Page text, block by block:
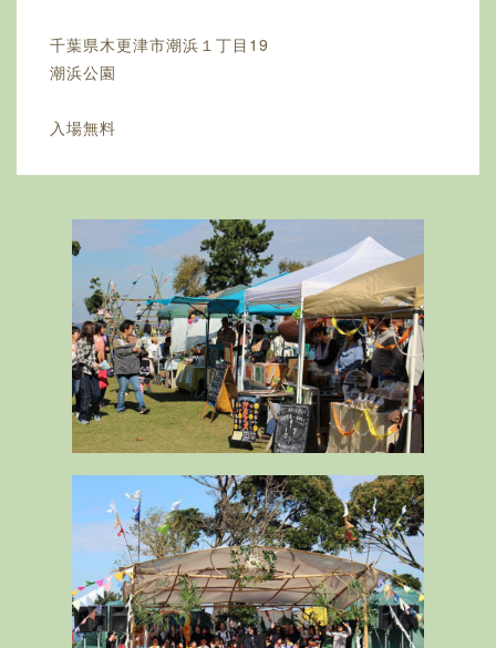
千葉県木更津市潮浜１丁目19
潮浜公園
入場無料